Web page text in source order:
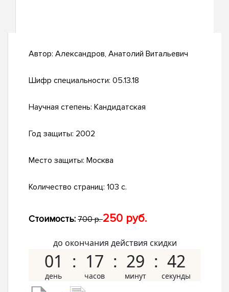
Автор: Александров, Анатолий Витальевич
Шифр специальности: 05.13.18
Научная степень: Кандидатская
Год защиты: 2002
Место защиты: Москва
Количество страниц: 103 с.
Стоимость: 700 р.250 руб.
до окончания действия скидки
01 17 29 41